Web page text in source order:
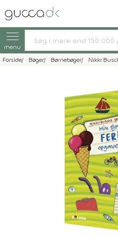
menu
Forside Bøger Børnebøger Nikki